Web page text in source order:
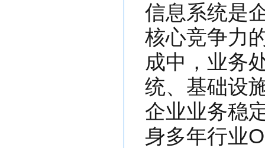
信息系统是
核心竞争力
成中，业务
统、基础设
企业业务稳
身多年行业